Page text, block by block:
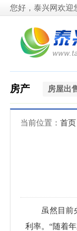
您好，泰兴网欢迎
房产 房屋出
当前位置： 首页
虽然目前央
利率。“随着